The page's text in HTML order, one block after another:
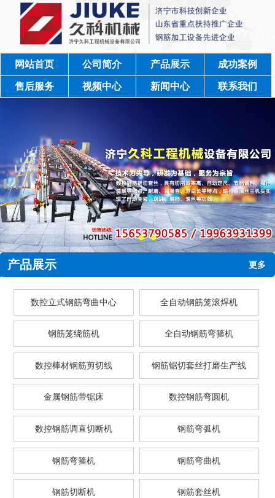
网站首页 公司简介 产品展示 成功案例
售后服务 视频中心 新闻中心 联系我们
产品展示 更多
数控立式钢筋弯曲中心 全自动钢筋笼滚焊机
钢筋笼绕筋机 全自动钢筋弯箍机
数控棒材钢筋剪切线 钢筋锯切套丝打磨生产线
金属钢筋带锯床 数控钢筋弯圆机
数控钢筋调直切断机 钢筋弯弧机
钢筋弯箍机 钢筋弯曲机
钢筋切断机 钢筋套丝机